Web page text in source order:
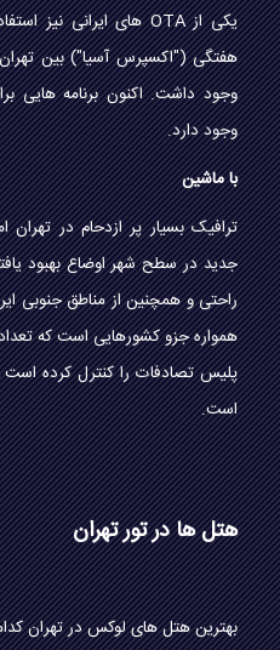
هفتگی ("اکسپرس آسیا") بین تهران
وجود داشت. اکنون برنامه هایی
وجود دارد.
با ماشین
ترافیک بسیار پر ازدحام در تهران
جدید در سطح شهر اوضاع بهبود
راحتی و همچنین از مناطق جنوبی
همواره جزو کشورهایی است که تعداد
پلیس تصادفات را کنترل کرده است
است.
هتل ها در تور تهران
بهترین هتل های لوکس در تهران